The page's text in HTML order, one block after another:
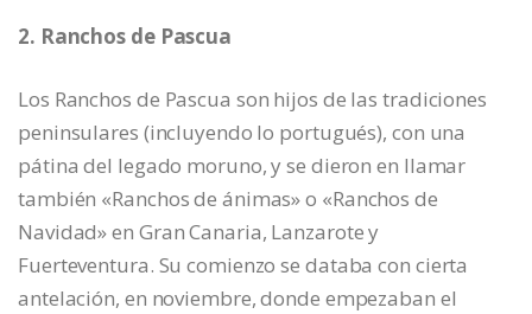
2. Ranchos de Pascua
Los Ranchos de Pascua son hijos de las tradiciones
peninsulares (incluyendo lo portugués), con una
pátina del legado moruno, y se dieron en llamar
también «Ranchos de ánimas» o «Ranchos de
Navidad» en Gran Canaria, Lanzarote y
Fuerteventura. Su comienzo se databa con cierta
antelación, en noviembre, donde empezaban el